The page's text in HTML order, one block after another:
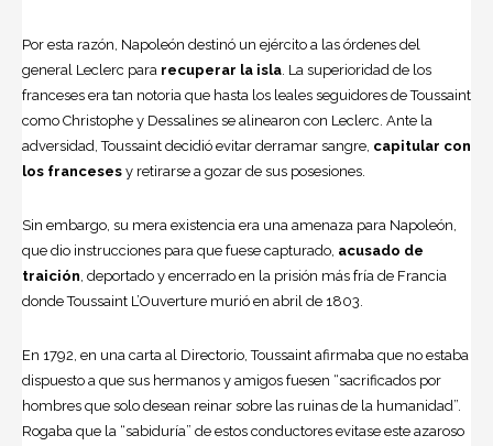
Por esta razón, Napoleón destinó un ejército a las órdenes del
general Leclerc para recuperar la isla . La superioridad de los
franceses era tan notoria que hasta los leales seguidores de Toussaint
como Christophe y Dessalines se alinearon con Leclerc. Ante la
adversidad, Toussaint decidió evitar derramar sangre, capitular con
los franceses y retirarse a gozar de sus posesiones.
Sin embargo, su mera existencia era una amenaza para Napoleón,
que dio instrucciones para que fuese capturado, acusado de
traición , deportado y encerrado en la prisión más fría de Francia
donde Toussaint L’Ouverture murió en abril de 1803.
En 1792, en una carta al Directorio, Toussaint afirmaba que no estaba
dispuesto a que sus hermanos y amigos fuesen “sacrificados por
hombres que solo desean reinar sobre las ruinas de la humanidad”.
Rogaba que la “sabiduría” de estos conductores evitase este azaroso